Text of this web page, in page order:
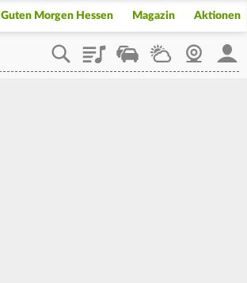
Guten Morgen Hessen Magazin Aktionen
PlaylistStaupilotWetterWebcam